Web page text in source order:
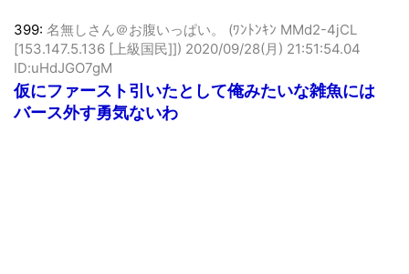
399: 名無しさん＠お腹いっぱい。 (ﾜﾝﾄﾝｷﾝ MMd2-4jCL
[153.147.5.136 [上級国民]]) 2020/09/28(月) 21:51:54.04
ID:uHdJGO7gM
仮にファースト引いたとして俺みたいな雑魚には
バース外す勇気ないわ